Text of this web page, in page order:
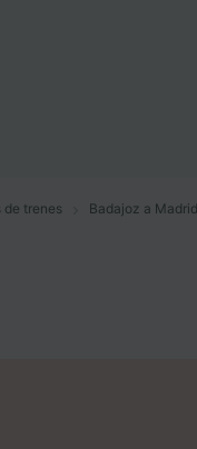
de trenes Badajoz a Madrid